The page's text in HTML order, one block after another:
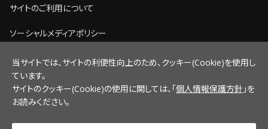
サイトのご利用について
ソーシャルメディアポリシー
個人情報保護方針
脆弱性情報開示ポリシー
サイトマップ
当サイトでは、サイトの利便性向上のため、クッキー(Cookie)を使用し
ています。
サイトのクッキー(Cookie)の使用に関しては、「個人情報保護方針 」を
お読みください。